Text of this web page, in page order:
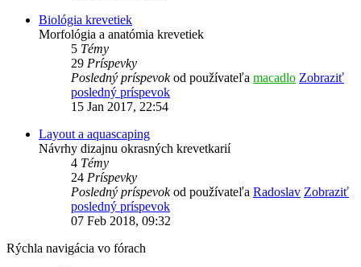
Biológia krevetiek
Morfológia a anatómia krevetiek
5 Témy
29 Príspevky
Posledný príspevokod používateľa macadlo Zobraziť
posledný príspevok
15 Jan 2017, 22:54
Layout a aquascaping
Návrhy dizajnu okrasných krevetkarií
4 Témy
24 Príspevky
Posledný príspevokod používateľa Radoslav Zobraziť
posledný príspevok
07 Feb 2018, 09:32
Rýchla navigácia vo fórach